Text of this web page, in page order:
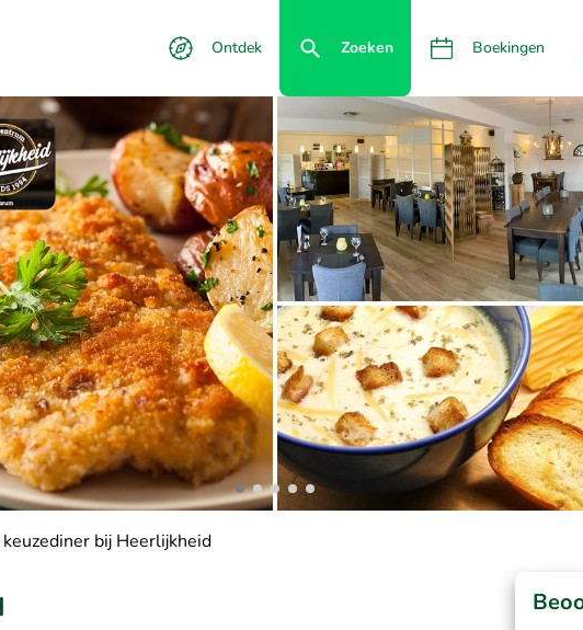
Ontdek Zoeken Boekingen
bij Heerlijkheid